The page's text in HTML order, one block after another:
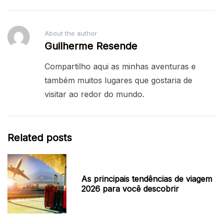
About the author
Guilherme Resende
Compartilho aqui as minhas aventuras e
também muitos lugares que gostaria de
visitar ao redor do mundo.
Related posts
As principais tendências de viagem
2026 para você descobrir